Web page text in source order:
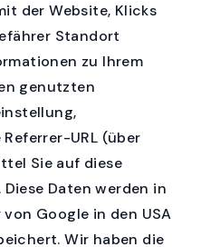
der Website, Klicks
Standort
zu Ihrem
genutzten
URL (über
Sie auf diese
Daten werden in
Google in den USA
Wir haben die